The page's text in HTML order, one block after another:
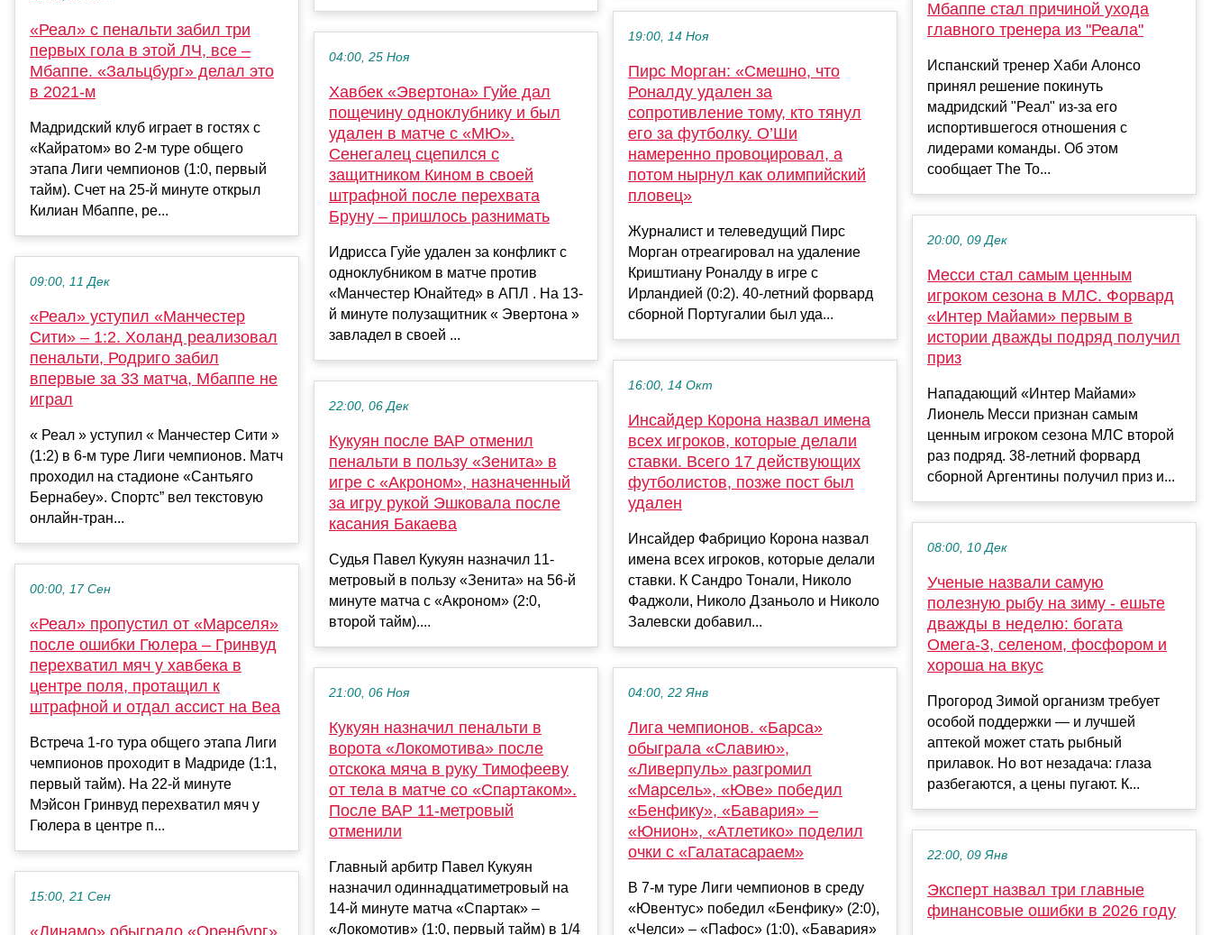
«Реал» с пенальти забил три
первых гола в этой ЛЧ, все –
Мбаппе. «Зальцбург» делал это
в 2021-м
Мадридский клуб играет в гостях с
«Кайратом» во 2-м туре общего
этапа Лиги чемпионов (1:0, первый
тайм). Счет на 25-й минуте открыл
Килиан Мбаппе, ре...
09:00, 11 Дек
«Реал» уступил «Манчестер
Сити» – 1:2. Холанд реализовал
пенальти, Родриго забил
впервые за 33 матча, Мбаппе не
играл
« Реал » уступил « Манчестер Сити »
(1:2) в 6-м туре Лиги чемпионов. Матч
проходил на стадионе «Сантьяго
Бернабеу». Спортс” вел текстовую
онлайн-тран...
00:00, 17 Сен
«Реал» пропустил от «Марселя»
после ошибки Гюлера – Гринвуд
перехватил мяч у хавбека в
центре поля, протащил к
штрафной и отдал ассист на Веа
Встреча 1-го тура общего этапа Лиги
чемпионов проходит в Мадриде (1:1,
первый тайм). На 22-й минуте
Мэйсон Гринвуд перехватил мяч у
Гюлера в центре п...
15:00, 21 Сен
04:00, 25 Ноя
Хавбек «Эвертона» Гуйе дал
пощечину одноклубнику и был
удален в матче с «МЮ».
Сенегалец сцепился с
защитником Кином в своей
штрафной после перехвата
Бруну – пришлось разнимать
Идрисса Гуйе удален за конфликт с
одноклубником в матче против
«Манчестер Юнайтед» в АПЛ . На 13-
й минуте полузащитник « Эвертона »
завладел в своей ...
22:00, 06 Дек
Кукуян после ВАР отменил
пенальти в пользу «Зенита» в
игре с «Акроном», назначенный
за игру рукой Эшковала после
касания Бакаева
Судья Павел Кукуян назначил 11-
метровый в пользу «Зенита» на 56-й
минуте матча с «Акроном» (2:0,
второй тайм)....
21:00, 06 Ноя
Кукуян назначил пенальти в
ворота «Локомотива» после
отскока мяча в руку Тимофееву
от тела в матче со «Спартаком».
После ВАР 11-метровый
отменили
Главный арбитр Павел Кукуян
назначил одиннадцатиметровый на
14-й минуте матча «Спартак» –
«Локомотив» (1:0, первый тайм) в 1/4
19:00, 14 Ноя
Пирс Морган: «Смешно, что
Роналду удален за
сопротивление тому, кто тянул
его за футболку. О’Ши
намеренно провоцировал, а
потом нырнул как олимпийский
пловец»
Журналист и телеведущий Пирс
Морган отреагировал на удаление
Криштиану Роналду в игре с
Ирландией (0:2). 40-летний форвард
сборной Португалии был уда...
16:00, 14 Окт
Инсайдер Корона назвал имена
всех игроков, которые делали
ставки. Всего 17 действующих
футболистов, позже пост был
удален
Инсайдер Фабрицио Корона назвал
имена всех игроков, которые делали
ставки. К Сандро Тонали, Николо
Фаджоли, Николо Дзаньоло и Николо
Залевски добавил...
04:00, 22 Янв
Лига чемпионов. «Барса»
обыграла «Славию»,
«Ливерпуль» разгромил
«Марсель», «Юве» победил
«Бенфику», «Бавария» –
«Юнион», «Атлетико» поделил
очки с «Галатасараем»
В 7-м туре Лиги чемпионов в среду
«Ювентус» победил «Бенфику» (2:0),
«Челси» – «Пафос» (1:0), «Бавария»
Мбаппе стал причиной ухода
главного тренера из "Реала"
Испанский тренер Хаби Алонсо
принял решение покинуть
мадридский "Реал" из-за его
испортившегося отношения с
лидерами команды. Об этом
сообщает The To...
20:00, 09 Дек
Месси стал самым ценным
игроком сезона в МЛС. Форвард
«Интер Майами» первым в
истории дважды подряд получил
приз
Нападающий «Интер Майами»
Лионель Месси признан самым
ценным игроком сезона МЛС второй
раз подряд. 38-летний форвард
сборной Аргентины получил приз и...
08:00, 10 Дек
Ученые назвали самую
полезную рыбу на зиму - ешьте
дважды в неделю: богата
Омега-3, селеном, фосфором и
хороша на вкус
Прогород Зимой организм требует
особой поддержки — и лучшей
аптекой может стать рыбный
прилавок. Но вот незадача: глаза
разбегаются, а цены пугают. К...
22:00, 09 Янв
Эксперт назвал три главные
финансовые ошибки в 2026 году